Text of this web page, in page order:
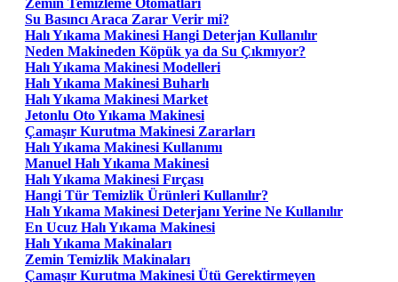
Su Basıncı Araca Zarar Verir mi?
Halı Yıkama Makinesi Hangi Deterjan Kullanılır
Neden Makineden Köpük ya da Su Çıkmıyor?
Halı Yıkama Makinesi Modelleri
Halı Yıkama Makinesi Buharlı
Halı Yıkama Makinesi Market
Jetonlu Oto Yıkama Makinesi
Çamaşır Kurutma Makinesi Zararları
Halı Yıkama Makinesi Kullanımı
Manuel Halı Yıkama Makinesi
Halı Yıkama Makinesi Fırçası
Hangi Tür Temizlik Ürünleri Kullanılır?
Halı Yıkama Makinesi Deterjanı Yerine Ne Kullanılır
En Ucuz Halı Yıkama Makinesi
Halı Yıkama Makinaları
Zemin Temizlik Makinaları
Çamaşır Kurutma Makinesi Ütü Gerektirmeyen